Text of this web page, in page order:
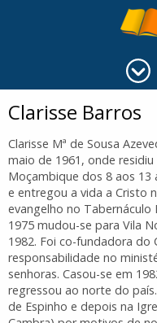
Clarisse Barros
Clarisse Mª de Sousa
maio de 1961, onde
Moçambique dos 8 aos 13
e entregou a vida a Cristo
evangelho no
1975 mudou-se para Vila
1982. Foi co-fundadora do
responsabilidade no
senhoras. Casou-se em
regressou ao norte do
de Espinho e depois na